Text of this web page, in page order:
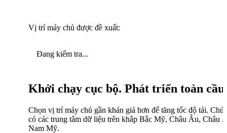
Vị trí máy chủ được đề xuất:
Đang kiểm tra...
Khởi chạy cục bộ. Phát triển toàn cầu
Chọn vị trí máy chủ gần khán giả hơn để tăng tốc độ tải.
có các trung tâm dữ liệu trên khắp Bắc Mỹ, Châu Âu, Châu
Nam Mỹ.